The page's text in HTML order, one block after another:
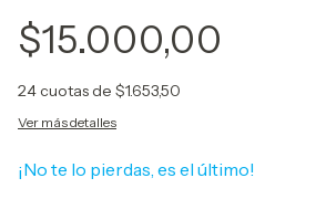
$15.000,00
24cuotas de $1.653,50
Ver más detalles
¡No te lo pierdas, es el último!